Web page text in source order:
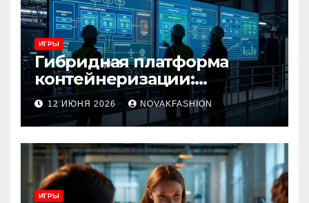
ИГРЫ
Гибридная платформа
контейнеризации:
архитектура, особенности
и сценарии использования
12 ИЮНЯ 2026 NOVAKFASHION
ИГРЫ